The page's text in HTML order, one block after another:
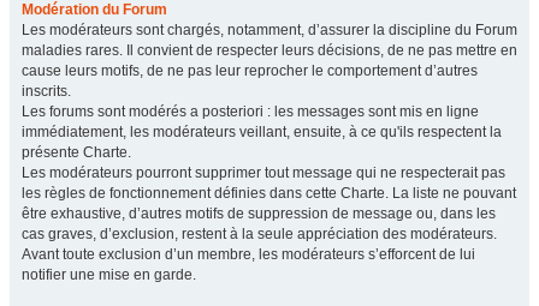
Modération du Forum
Les modérateurs sont chargés, notamment, d’assurer la discipline du Forum
maladies rares. Il convient de respecter leurs décisions, de ne pas mettre en
cause leurs motifs, de ne pas leur reprocher le comportement d’autres
inscrits.
Les forums sont modérés a posteriori : les messages sont mis en ligne
immédiatement, les modérateurs veillant, ensuite, à ce qu'ils respectent la
présente Charte.
Les modérateurs pourront supprimer tout message qui ne respecterait pas
les règles de fonctionnement définies dans cette Charte. La liste ne pouvant
être exhaustive, d’autres motifs de suppression de message ou, dans les
cas graves, d’exclusion, restent à la seule appréciation des modérateurs.
Avant toute exclusion d’un membre, les modérateurs s’efforcent de lui
notifier une mise en garde.